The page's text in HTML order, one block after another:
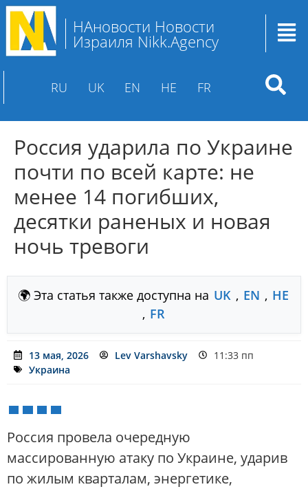
НАновости Новости
Израиля Nikk.Agency
RU UK EN HE FR
Россия ударила по Украине
почти по всей карте: не
менее 14 погибших,
десятки раненых и новая
ночь тревоги
🌍 Эта статья также доступна на UK , EN , HE
, FR
13 мая, 2026 Lev Varshavsky
11:33 пп
Украина
Россия провела очередную
массированную атаку по Украине, ударив
по жилым кварталам, энергетике,